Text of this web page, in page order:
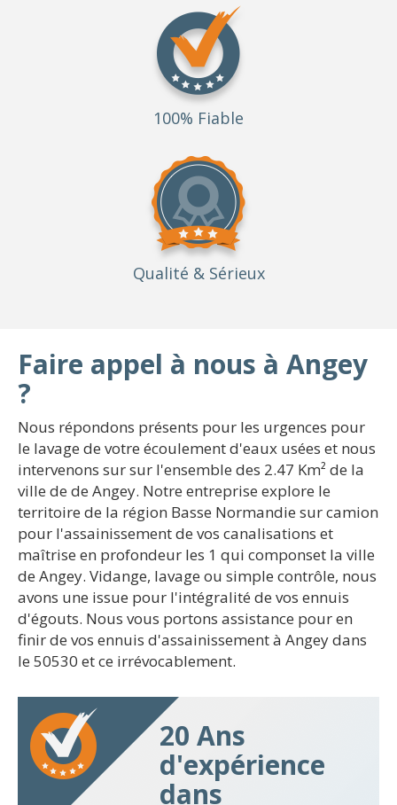
100% Fiable
Qualité & Sérieux
Faire appel à nous à Angey
?
Nous répondons présents pour les urgences pour
le lavage de votre écoulement d'eaux usées et nous
intervenons sur sur l'ensemble des 2.47 Km² de la
ville de de Angey. Notre entreprise explore le
territoire de la région Basse Normandie sur camion
pour l'assainissement de vos canalisations et
maîtrise en profondeur les 1 qui componset la ville
de Angey. Vidange, lavage ou simple contrôle, nous
avons une issue pour l'intégralité de vos ennuis
d'égouts. Nous vous portons assistance pour en
finir de vos ennuis d'assainissement à Angey dans
le 50530 et ce irrévocablement.
20 Ans
d'expérience
dans